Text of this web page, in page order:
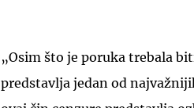
„Osim što je poruka trebala
predstavlja jedan od